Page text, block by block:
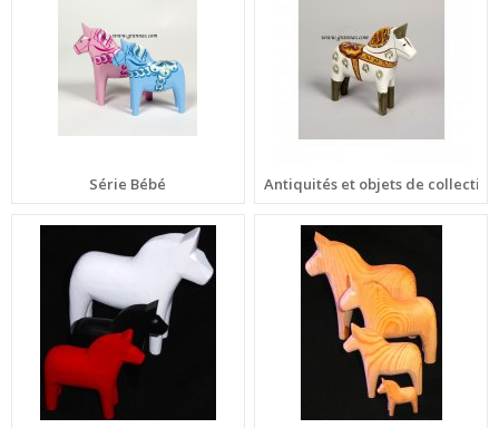
Série Bébé Antiquités et objets de collection